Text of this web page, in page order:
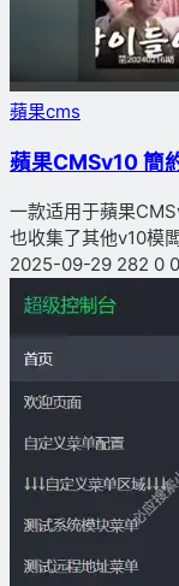
蘋果cms
蘋果CMSv10 簡
一款适用于蘋果
也收集了其他v10模
2025-09-29 282 0 0